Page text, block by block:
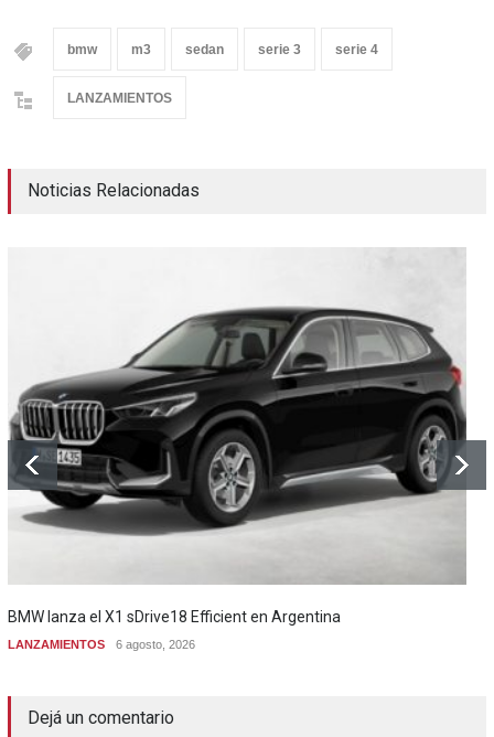
bmw m3 sedan serie 3 serie 4
LANZAMIENTOS
Noticias Relacionadas
BMW lanza el X1 sDrive18 Efficient en Argentina
LANZAMIENTOS 6 agosto, 2026
Dejá un comentario